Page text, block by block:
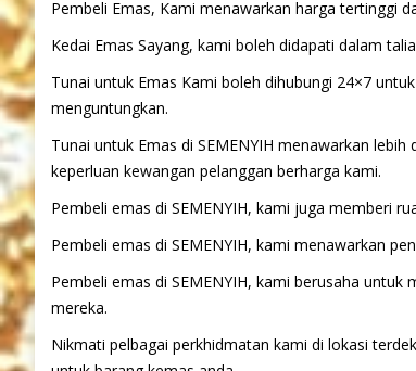
Pembeli Emas, Kami menawarkan harga tertinggi
Kedai Emas Sayang, kami boleh didapati dalam
Tunai untuk Emas Kami boleh dihubungi 24×7
menguntungkan.
Tunai untuk Emas di SEMENYIH menawarkan
keperluan kewangan pelanggan berharga kami.
Pembeli emas di SEMENYIH, kami juga memberi
Pembeli emas di SEMENYIH, kami menawarkan
Pembeli emas di SEMENYIH, kami berusaha
mereka.
Nikmati pelbagai perkhidmatan kami di lokasi